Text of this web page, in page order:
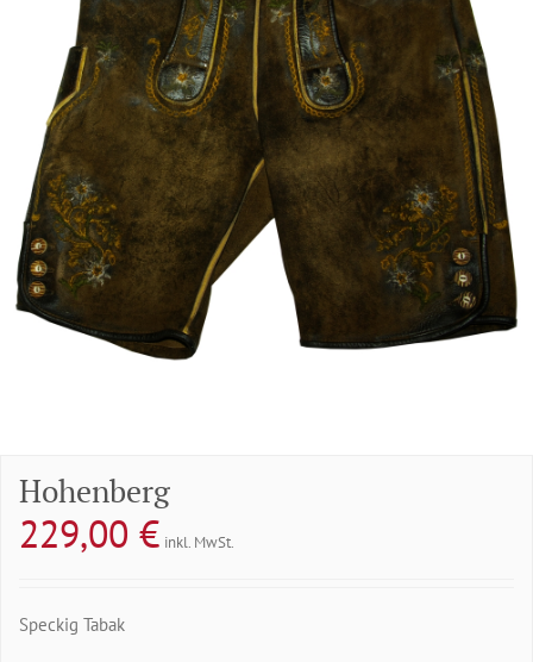
Hohenberg
229,00 € inkl. MwSt.
Speckig Tabak